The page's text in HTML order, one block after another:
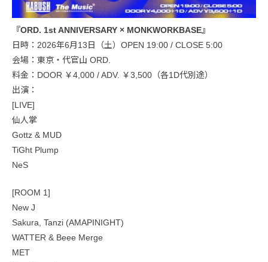
『ORD. 1st ANNIVERSARY × MONKWORKBASE』
日時：2026年6月13日（土）OPEN 19:00 / CLOSE 5:00
会場：東京・代官山 ORD.
料金：DOOR ￥4,000 / ADV. ￥3,500（各1D代別途）
出演：
[LIVE]
仙人掌
Gottz & MUD
TiGht Plump
NeS
[ROOM 1]
New J
Sakura, Tanzi (AMAPINIGHT)
WATTER & Beee Merge
MET